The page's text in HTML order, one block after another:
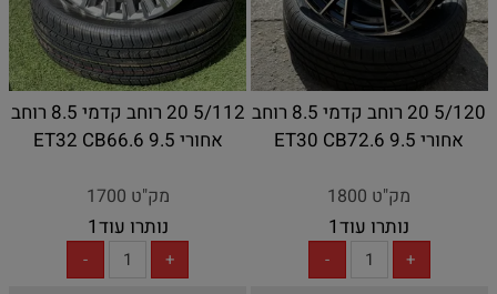
5/120 20 רוחב קדמי 8.5 רוחב
אחורי 9.5 ET30 CB72.6
מק"ט 1800
נותרו עוד1
5/112 20 רוחב קדמי 8.5 רוחב
אחורי 9.5 ET32 CB66.6
מק"ט 1700
נותרו עוד1